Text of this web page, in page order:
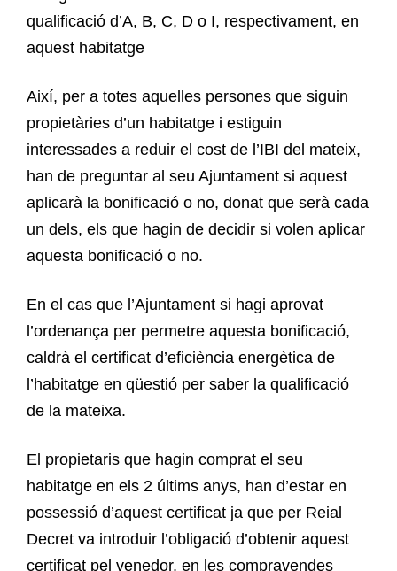
qualificació d’A, B, C, D o I, respectivament, en
aquest habitatge
Així, per a totes aquelles persones que siguin
propietàries d’un habitatge i estiguin
interessades a reduir el cost de l’IBI del mateix,
han de preguntar al seu Ajuntament si aquest
aplicarà la bonificació o no, donat que serà cada
un dels, els que hagin de decidir si volen aplicar
aquesta bonificació o no.
En el cas que l’Ajuntament si hagi aprovat
l’ordenança per permetre aquesta bonificació,
caldrà el certificat d’eficiència energètica de
l’habitatge en qüestió per saber la qualificació
de la mateixa.
El propietaris que hagin comprat el seu
habitatge en els 2 últims anys, han d’estar en
possessió d’aquest certificat ja que per Reial
Decret va introduir l’obligació d’obtenir aquest
certificat pel venedor, en les compravendes